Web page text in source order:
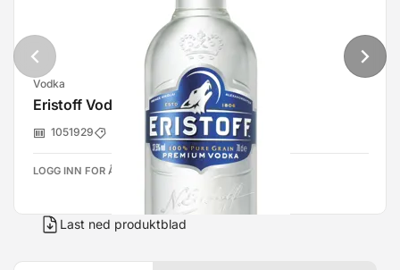
Vodka
Eristoff Vodka 37,5% 70cl
1051929 Bacardi Norge
LOGG INN FOR Å SE PRISER
Last ned produktblad